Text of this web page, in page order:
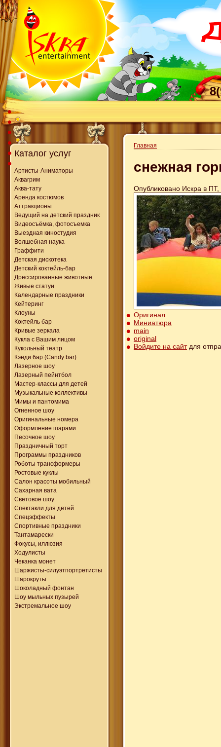
Каталог услуг
Артисты-Аниматоры
Аквагрим
Аква-тату
Аренда костюмов
Аттракционы
Ведущий на детский праздник
Видеосъёмка, фотосъемка
Выездная киностудия
Волшебная наука
Граффити
Детская дискотека
Детский коктейль-бар
Дрессированные животные
Живые статуи
Календарные праздники
Кейтеринг
Клоуны
Коктейль бар
Кривые зеркала
Кукла с Вашим лицом
Кукольный театр
Кэнди бар (Candy bar)
Лазерное шоу
Лазерный пейнтбол
Мастер-классы для детей
Музыкальные коллективы
Мимы и пантомима
Огненное шоу
Оригинальные номера
Оформление шарами
Песочное шоу
Праздничный торт
Программы праздников
Роботы трансформеры
Ростовые куклы
Салон красоты мобильный
Сахарная вата
Световое шоу
Спектакли для детей
Спецэффекты
Спортивные праздники
Тантамарески
Фокусы, иллюзия
Ходулисты
Чеканка монет
Шаржисты-силуэтпортретисты
Шарокруты
Шоколадный фонтан
Шоу мыльных пузырей
Экстремальное шоу
Главная
снежная
Опубликовано Искра в
Оригинал
Миниатюра
main
original
Войдите на сайтдля